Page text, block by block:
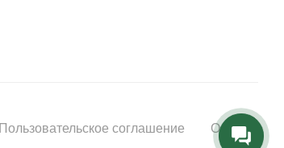
Пользовательское соглашение Оферта